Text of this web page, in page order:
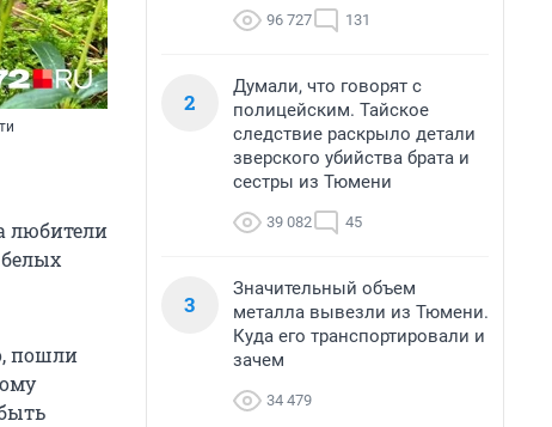
любители
пошли
96 727 131
2
Думали, что говорят с
полицейским. Тайское
следствие раскрыло детали
зверского убийства брата и
сестры из Тюмени
39 082 45
3
Значительный объем
металла вывезли из Тюмени.
Куда его транспортировали и
зачем
34 479